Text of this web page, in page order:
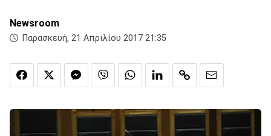
Newsroom
Παρασκευή, 21 Απριλίου 2017 21:35